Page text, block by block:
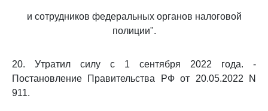
и сотрудников федеральных органов налоговой
полиции".
20. Утратил силу с 1 сентября 2022 года. -
Постановление Правительства РФ от 20.05.2022 N
911.